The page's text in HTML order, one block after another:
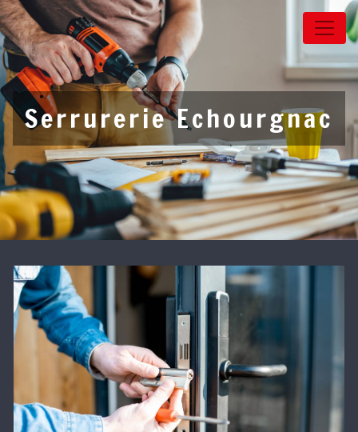
Panneau de gestion des cookies
Serrurerie Echourgnac